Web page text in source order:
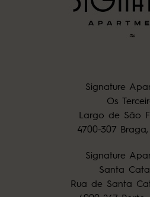
Signature
Os
Largo de São
4700-307
Signature
Santa
Rua de Santa